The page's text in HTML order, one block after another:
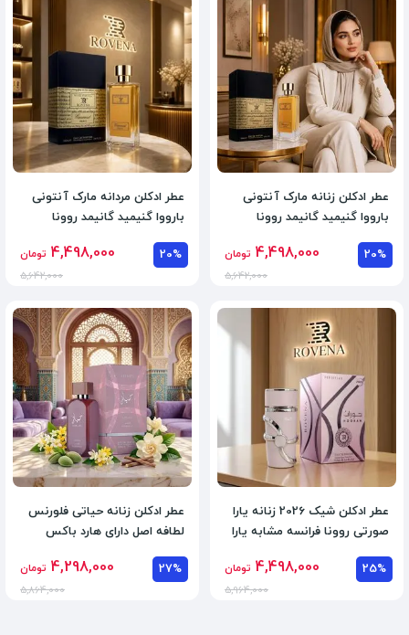
عطر ادکلن زنانه مارک آنتونی
بارووا گنیمید گانیمد روونا
20%
4,498,000 تومان
5,642,000
عطر ادکلن مردانه مارک آنتونی
بارووا گنیمید گانیمد روونا
20%
4,498,000 تومان
5,642,000
عطر ادکلن شیک 2026 زنانه یارا
صورتی روونا فرانسه مشابه یارا
25%
4,498,000 تومان
5,964,000
عطر ادکلن زنانه حیاتی فلورنس
لطافه اصل دارای هارد باکس
27%
4,298,000 تومان
5,864,000